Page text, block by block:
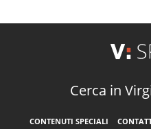
Cerca in
CONTENUTI SPECIALI